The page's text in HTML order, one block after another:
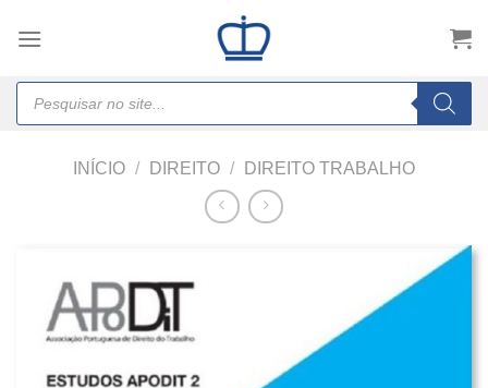
Products
search
INÍCIO / DIREITO / DIREITO TRABALHO